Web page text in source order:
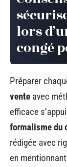
lors
congé
Préparer
vente avec
efficace
formalisme du
rédigée avec
en